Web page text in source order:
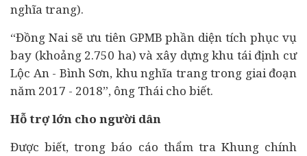
nghĩa trang).
“Đồng Nai sẽ ưu tiên GPMB phần diện tích phục vụ
bay (khoảng 2.750 ha) và xây dựng khu tái định cư
Lộc An - Bình Sơn, khu nghĩa trang trong giai đoạn
năm 2017 - 2018”, ông Thái cho biết.
Hỗ trợ lớn cho người dân
Được biết, trong báo cáo thẩm tra Khung chính